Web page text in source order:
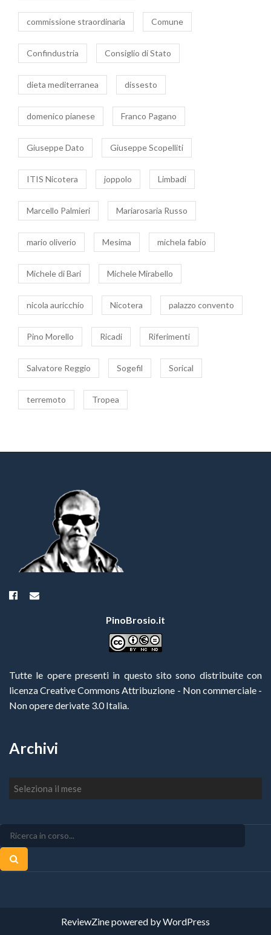
commissione straordinaria Comune
Confindustria Consiglio di Stato
dieta mediterranea dissesto
domenico pianese Franco Pagano
Giuseppe Dato Giuseppe Scopelliti
ITIS Nicotera joppolo Limbadi
Marcello Palmieri Mariarosaria Russo
mario oliverio Mesima michela fabio
Michele di Bari Michele Mirabello
nicola auricchio Nicotera palazzo convento
Pino Morello Ricadi Riferimenti
Salvatore Reggio Sogefil Sorical
terremoto Tropea
PinoBrosio.it
Tutte le opere presenti in questo sito sono distribuite con
licenza Creative Commons Attribuzione - Non commerciale -
Non opere derivate 3.0 Italia.
Archivi
Archivi
ReviewZinepowered byWordPress